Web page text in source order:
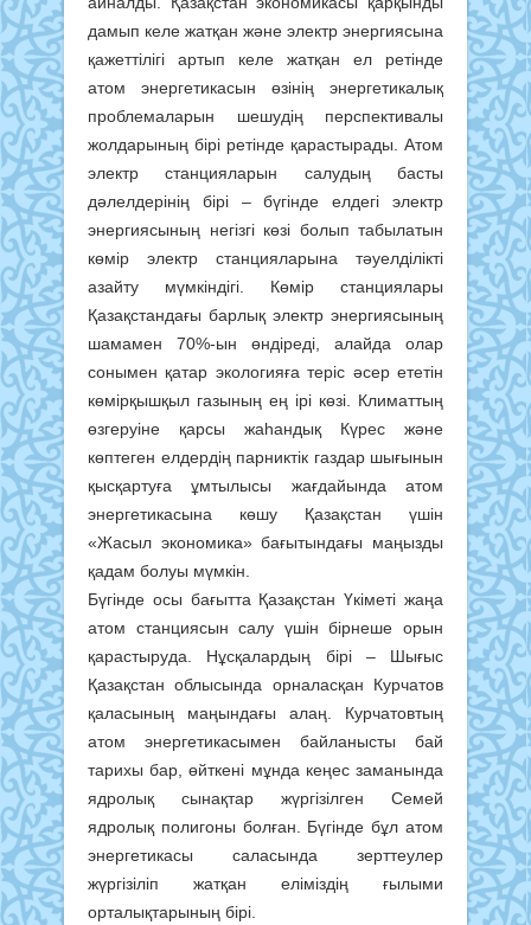
дамып келе жатқан және электр энергиясына
қажеттілігі артып келе жатқан ел ретінде
атом энергетикасын өзінің энергетикалық
проблемаларын шешудің перспективалы
жолдарының бірі ретінде қарастырады. Атом
электр станцияларын салудың басты
дәлелдерінің бірі – бүгінде елдегі электр
энергиясының негізгі көзі болып табылатын
көмір электр станцияларына тәуелділікті
азайту мүмкіндігі. Көмір станциялары
Қазақстандағы барлық электр энергиясының
шамамен 70%-ын өндіреді, алайда олар
сонымен қатар экологияға теріс әсер ететін
көмірқышқыл газының ең ірі көзі. Климаттың
өзгеруіне қарсы жаһандық Күрес және
көптеген елдердің парниктік газдар шығынын
қысқартуға ұмтылысы жағдайында атом
энергетикасына көшу Қазақстан үшін
«Жасыл экономика» бағытындағы маңызды
қадам болуы мүмкін.
Бүгінде осы бағытта Қазақстан Үкіметі жаңа
атом станциясын салу үшін бірнеше орын
қарастыруда. Нұсқалардың бірі – Шығыс
Қазақстан облысында орналасқан Курчатов
қаласының маңындағы алаң. Курчатовтың
атом энергетикасымен байланысты бай
тарихы бар, өйткені мұнда кеңес заманында
ядролық сынақтар жүргізілген Семей
ядролық полигоны болған. Бүгінде бұл атом
энергетикасы саласында зерттеулер
жүргізіліп жатқан еліміздің ғылыми
орталықтарының бірі.